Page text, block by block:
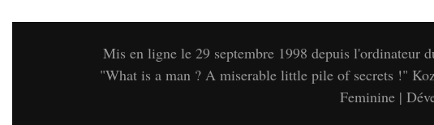
Mis en ligne le 29 septembre 1998 depuis
"What is a man ? A miserable little pile of secrets !"
Feminine |